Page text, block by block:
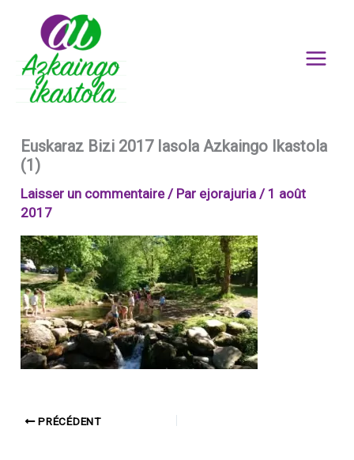
contenu
Euskaraz Bizi 2017 Iasola Azkaingo Ikastola
(1)
Laisser un commentaire / Par ejorajuria / 1 août
2017
PRÉCÉDENT